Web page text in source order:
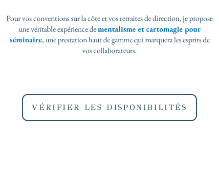
Pour vos conventions sur la côte et vos retraites de direction, je propose
une véritable expérience dementalisme et cartomagie pour
séminaire, une prestation haut de gamme qui marquera les esprits de
vos collaborateurs.
VÉRIFIER LES DISPONIBILITÉS